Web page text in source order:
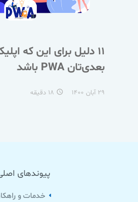
11 دلیل برای این که
بعدی‌تان PWA باشد
۲۹ آبان ۱۴۰۰ access_time
پیوندهای
خدمات و